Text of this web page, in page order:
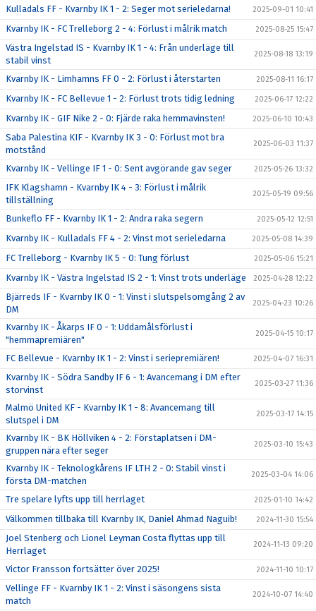
Kulladals FF - Kvarnby IK 1 - 2: Seger mot serieledarna! 2025-09-01 10:41
Kvarnby IK - FC Trelleborg 2 - 4: Förlust i målrik match 2025-08-25 15:47
Västra Ingelstad IS - Kvarnby IK 1 - 4: Från underläge till
stabil vinst
2025-08-18 13:19
Kvarnby IK - Limhamns FF 0 - 2: Förlust i återstarten 2025-08-11 16:17
Kvarnby IK - FC Bellevue 1 - 2: Förlust trots tidig ledning 2025-06-17 12:22
Kvarnby IK - GIF Nike 2 - 0: Fjärde raka hemmavinsten! 2025-06-10 10:43
Saba Palestina KIF - Kvarnby IK 3 - 0: Förlust mot bra
motstånd
2025-06-03 11:37
Kvarnby IK - Vellinge IF 1 - 0: Sent avgörande gav seger 2025-05-26 13:32
IFK Klagshamn - Kvarnby IK 4 - 3: Förlust i målrik
tillställning
2025-05-19 09:56
Bunkeflo FF - Kvarnby IK 1 - 2: Andra raka segern 2025-05-12 12:51
Kvarnby IK - Kulladals FF 4 - 2: Vinst mot serieledarna 2025-05-08 14:39
FC Trelleborg - Kvarnby IK 5 - 0: Tung förlust 2025-05-06 15:21
Kvarnby IK - Västra Ingelstad IS 2 - 1: Vinst trots underläge 2025-04-28 12:22
Bjärreds IF - Kvarnby IK 0 - 1: Vinst i slutspelsomgång 2 av
DM
2025-04-23 10:26
Kvarnby IK - Åkarps IF 0 - 1: Uddamålsförlust i
"hemmapremiären"
2025-04-15 10:17
FC Bellevue - Kvarnby IK 1 - 2: Vinst i seriepremiären! 2025-04-07 16:31
Kvarnby IK - Södra Sandby IF 6 - 1: Avancemang i DM efter
storvinst
2025-03-27 11:36
Malmö United KF - Kvarnby IK 1 - 8: Avancemang till
slutspel i DM
2025-03-17 14:15
Kvarnby IK - BK Höllviken 4 - 2: Förstaplatsen i DM-
gruppen nära efter seger
2025-03-10 15:43
Kvarnby IK - Teknologkårens IF LTH 2 - 0: Stabil vinst i
första DM-matchen
2025-03-04 14:06
Tre spelare lyfts upp till herrlaget 2025-01-10 14:42
Välkommen tillbaka till Kvarnby IK, Daniel Ahmad Naguib! 2024-11-30 15:54
Joel Stenberg och Lionel Leyman Costa flyttas upp till
Herrlaget
2024-11-13 09:20
Victor Fransson fortsätter över 2025! 2024-11-10 10:17
Vellinge FF - Kvarnby IK 1 - 2: Vinst i säsongens sista
match
2024-10-07 14:40